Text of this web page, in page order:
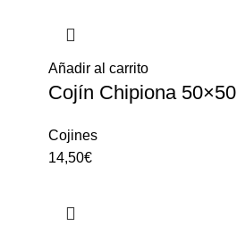
Añadir al carrito
Cojín Chipiona 50×50
Cojines
14,50€